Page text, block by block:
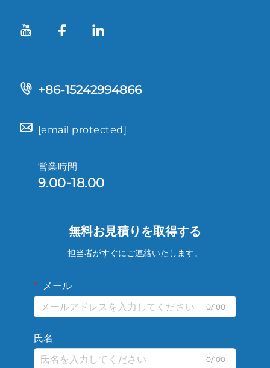
+86-15242994866
[email protected]
営業時間
9.00-18.00
無料お見積りを取得する
担当者がすぐにご連絡いたします。
メール
0/100
氏名
0/100